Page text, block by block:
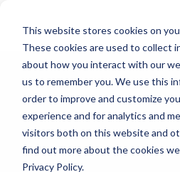
This website stores cookies on
These cookies are used to collect
about how you interact with our
us to remember you. We use this
order to improve and customize
experience and for analytics and
visitors both on this website and
find out more about the cookies
Privacy Policy.
ARTIKEL
De